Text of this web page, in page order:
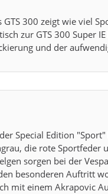
300 zeigt wie viel
zur GTS 300 Super
und der
Special Edition
die rote Sportfeder
sorgen bei der
besonderen Auftritt
mit einem Akrapovic